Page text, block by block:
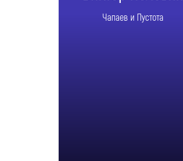
Чапаев и Пустота